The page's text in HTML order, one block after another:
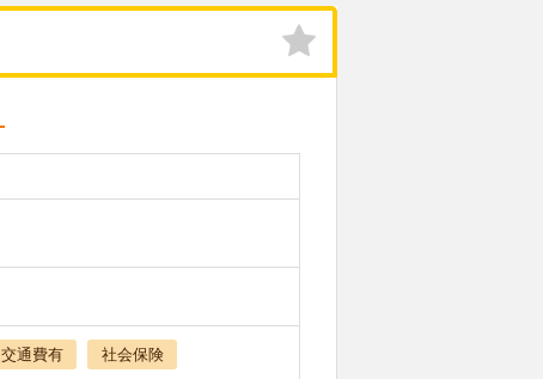
交通費有
社会保険